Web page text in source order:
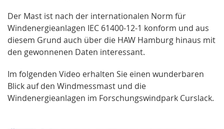
Der Mast ist nach der internationalen Norm für
Windenergieanlagen IEC 61400-12-1 konform und aus
diesem Grund auch über die HAW Hamburg hinaus mit
den gewonnenen Daten interessant.
Im folgenden Video erhalten Sie einen wunderbaren
Blick auf den Windmessmast und die
Windenergieanlagen im Forschungswindpark Curslack.